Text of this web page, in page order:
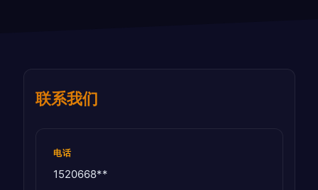
联系我们
电话
1520668**